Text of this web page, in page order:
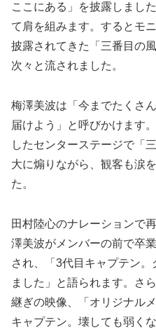
ここにある」を披露しまし
て肩を組みます。するとモ
披露されてきた「三番目の
次々と流されました。
梅澤美波は「今までたくさ
届けよう」と呼びかけます
したセンターステージで「
大に煽りながら、観客も涙
た。
田村陸心のナレーションで
澤美波がメンバーの前で卒
され、「3代目キャプテン
ました」と語られます。さ
継ぎの映像、「オリジナル
キャプテン。壊しても弱く